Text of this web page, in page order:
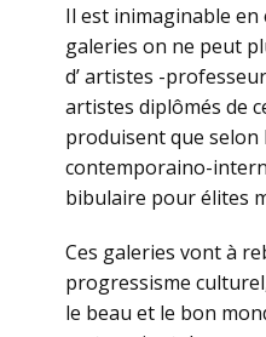
Il est inimaginable en
galeries on ne peut
d’ artistes -
artistes diplômés de
produisent que selon
contemporaino-
bibulaire pour élites
Ces galeries vont à
progressisme
le beau et le bon